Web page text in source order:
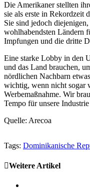
Die Amerikaner stellten
sie als erste in Rekordzeit
Sie sind jedoch
wohlhabendsten Ländern
Impfungen und die dritte
Eine starke Lobby in den
und das Land brauchen,
nördlichen Nachbarn
wichtig, wenn nicht sogar
Werbemaßnahme. Wir
Tempo für unsere
Quelle: Arecoa
Tags: Dominikanische
Weitere Artikel